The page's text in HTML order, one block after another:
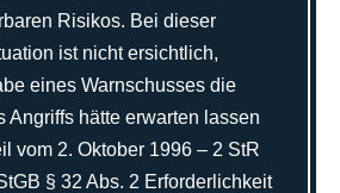
Risikos. Bei dieser
ist nicht ersichtlich,
eines Warnschusses die
Angriffs hätte erwarten lassen
vom 2. Oktober 1996 – 2 StR
§ 32 Abs. 2 Erforderlichkeit